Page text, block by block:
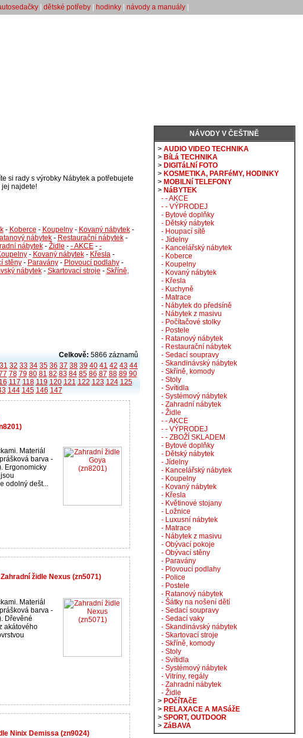
dětské potřeby hodinky návody a manuály
si rady s výrobky Nábytek a potřebujete
jej najdete!
- Koberce - Koupelny- Kovaný nábytek-
nábytek- Restaurační nábytek-
nábytek- Židle - - AKCE- -
- Kovaný nábytek- Křesla-
stěny- Paravány- Plovoucí podlahy-
nábytek- Skartovací stroje - Skříně,
Celkově: 5866 záznamů
31 32 33 34 35 36 37 38 39 40 41 42 43 44
78 79 80 81 82 83 84 85 86 87 88 89 90
117 118 119 120 121 122 123 124 125
144 145 146 147
Materiál
barva -
Ergonomicky
odolný dešt...
židle Nexus (zn5071)
Materiál
barva -
Dřevěné
akátového
Ninix Demissa (zn9024)
NÁVODY V ČEŠTINĚ
> AUDIO VIDEO TECHNIKA
> BíLá TECHNIKA
> DIGITáLNí FOTO
> KOSMETIKA, PARFéMY, HODINKY
> MOBILNí TELEFONY
> NáBYTEK
- - AKCE
- - VÝPRODEJ
- Bytové doplňky
- Dětský nábytek
- Houpací sítě
- Jídelny
- Kancelářský nábytek
- Koberce
- Koupelny
- Kovaný nábytek
- Křesla
- Kuchyně
- Matrace
- Nábytek do předsíně
- Nábytek z masivu
- Počítačové stolky
- Postele
- Ratanový nábytek
- Restaurační nábytek
- Sedací soupravy
- Skandinávský nábytek
- Skříně, komody
- Stoly
- Svítidla
- Systémový nábytek
- Zahradní nábytek
- Židle
- - AKCE
- - VÝPRODEJ
- - ZBOŽÍ SKLADEM
- Bytové doplňky
- Dětský nábytek
- Jídelny
- Kancelářský nábytek
- Koupelny
- Kovaný nábytek
- Křesla
- Květinové stojany
- Ložnice
- Luxusní nábytek
- Matrace
- Nábytek z masivu
- Obývací pokoje
- Obývací stěny
- Paravány
- Plovoucí podlahy
- Police
- Postele
- Ratanový nábytek
- Šátky na nošení dětí
- Sedací soupravy
- Sedací vaky
- Skandinávský nábytek
- Skartovací stroje
- Skříně, komody
- Stoly
- Svítidla
- Systémový nábytek
- Vitríny, regály
- Zahradní nábytek
- Židle
> POčíTAčE
> RELAXACE A MASážE
> SPORT, OUTDOOR
> ZáBAVA